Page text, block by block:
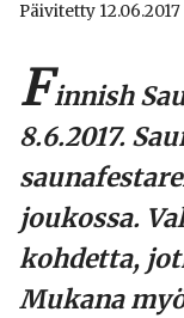
Päivitetty 12.06.2017
Finnish
8.6.2017.
joukossa.
kohdetta,
Mukana